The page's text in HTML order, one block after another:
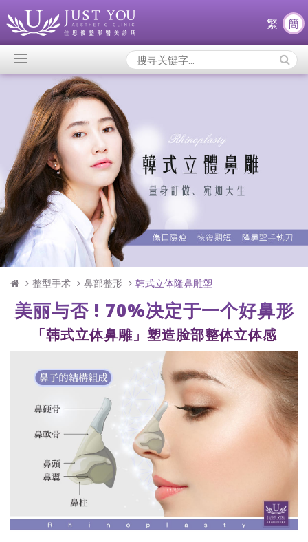
繁 簡
Search
Icons:
整型手术 鼻部整形 韩式立体隆鼻雕塑
美丽与否 ! 70%决定于一个好鼻形
「韩式立体鼻雕」塑造脸部整体立体感